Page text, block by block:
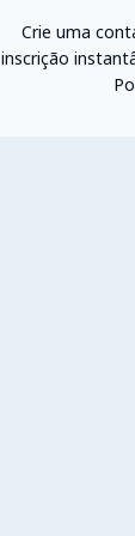
Crie uma
inscrição